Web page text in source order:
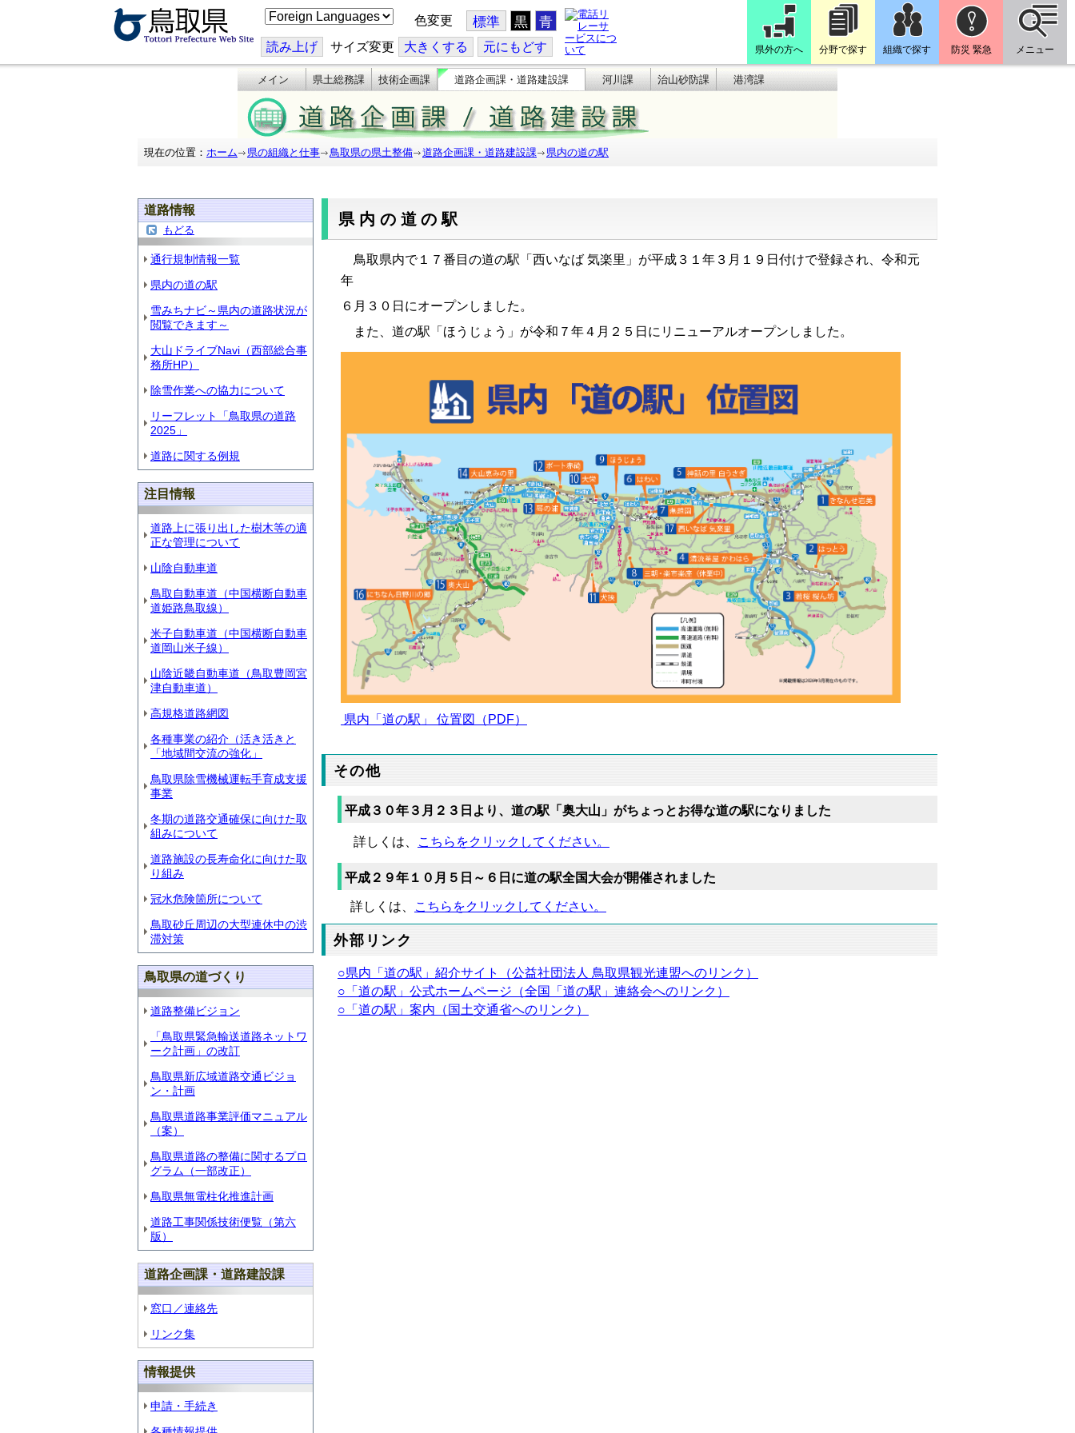
こ
の
ジ
を
翻
訳
す
る
色変更 標準 黒 青
読み上げ サイズ変更 大きくする 元にもどす 県外の方へ 分野で探す 組織で探す 防災 緊急 メニュー
メイン 県土総務課 技術企画課 道路企画課・道路建設課 河川課 治山砂防課 港湾課
現在の位置： ホーム 県の組織と仕事 鳥取県の県土整備 道路企画課・道路建設課 県内の道の駅
道路情報
もどる
通行規制情報一覧
県内の道の駅
雪みちナビ～県内の道路状況が
閲覧できます～
大山ドライブNavi（西部総合事
務所HP）
除雪作業への協力について
リーフレット「鳥取県の道路
2025」
道路に関する例規
注目情報
道路上に張り出した樹木等の適
正な管理について
山陰自動車道
鳥取自動車道（中国横断自動車
道姫路鳥取線）
米子自動車道（中国横断自動車
道岡山米子線）
山陰近畿自動車道（鳥取豊岡宮
津自動車道）
高規格道路網図
各種事業の紹介（活き活きと
「地域間交流の強化」
鳥取県除雪機械運転手育成支援
事業
冬期の道路交通確保に向けた取
組みについて
道路施設の長寿命化に向けた取
り組み
冠水危険箇所について
鳥取砂丘周辺の大型連休中の渋
滞対策
鳥取県の道づくり
道路整備ビジョン
「鳥取県緊急輸送道路ネットワ
ーク計画」の改訂
鳥取県新広域道路交通ビジョ
ン・計画
鳥取県道路事業評価マニュアル
（案）
鳥取県道路の整備に関するプロ
グラム（一部改正）
鳥取県無電柱化推進計画
道路工事関係技術便覧（第六
版）
道路企画課・道路建設課
窓口／連絡先
リンク集
情報提供
申請・手続き
県内の道の駅
鳥取県内で１７番目の道の駅「西いなば 気楽里」が平成３１年３月１９日付けで登録され、令和元
年
６月３０日にオープンしました。
また、道の駅「ほうじょう」が令和７年４月２５日にリニューアルオープンしました。
県内「道の駅」 位置図（PDF）
その他
平成３０年３月２３日より、道の駅「奥大山」がちょっとお得な道の駅になりました
詳しくは、 こちらをクリックしてください。
平成２９年１０月５日～６日に道の駅全国大会が開催されました
詳しくは、 こちらをクリックしてください。
外部リンク
○県内「道の駅」紹介サイト（公益社団法人 鳥取県観光連盟へのリンク）
○「道の駅」公式ホームページ（全国「道の駅」連絡会へのリンク）
○「道の駅」案内（国土交通省へのリンク）